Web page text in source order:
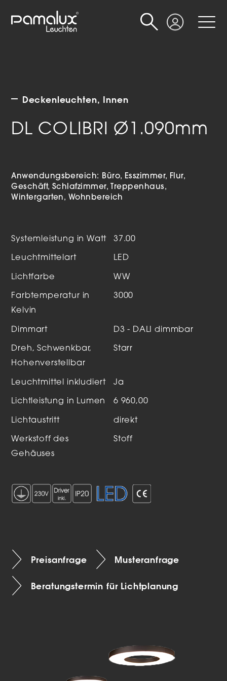
Login
Suche
Deckenleuchten Innen
DL COLIBRI Ø1.090mm
Anwendungsbereich: Büro Esszimmer
Flur
Geschäft Schlafzimmer
Treppenhaus
Wintergarten
Wohnbereich
Systemleistung in Watt 37.00
Leuchtmittelart LED
Lichtfarbe WW
Farbtemperatur in
Kelvin
3000
Dimmart D3 - DALI dimmbar
Dreh, Schwenkbar,
Hohenverstellbar
Starr
Leuchtmittel inkludiert Ja
Lichtleistung in Lumen 6 960,00
Lichtaustritt direkt
Werkstoff des
Gehäuses
Stoff
Preisanfrage Musteranfrage
Beratungstermin für Lichtplanung